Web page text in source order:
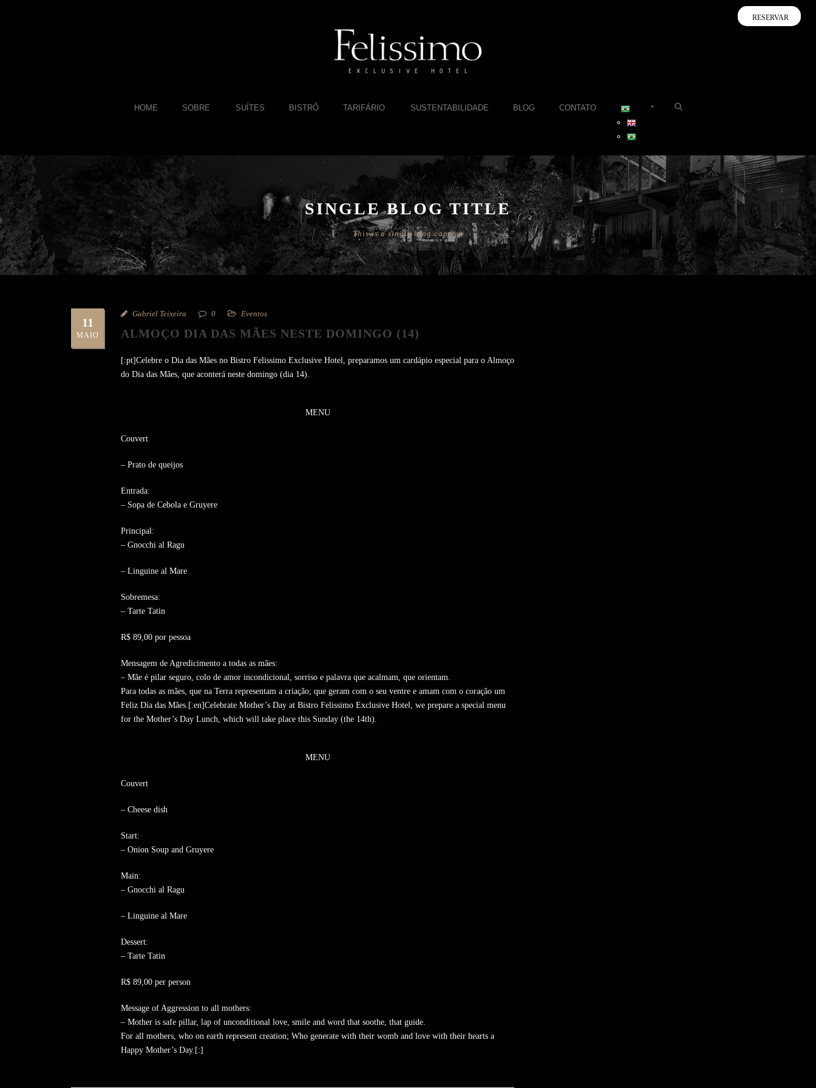
HOME SOBRE SUÍTES BISTRÔ TARIFÁRIO SUSTENTABILIDADE BLOG CONTATO •
SINGLE BLOG TITLE
This is a single blog caption
11
MAIO
Gabriel Teixeira 0 Eventos
ALMOÇO DIA DAS MÃES NESTE DOMINGO (14)
[:pt]Celebre o Dia das Mães no Bistro Felissimo Exclusive Hotel, preparamos um cardápio especial para o Almoço
do Dia das Mães, que aconterá neste domingo (dia 14).
MENU
Couvert
– Prato de queijos
Entrada:
– Sopa de Cebola e Gruyere
Principal:
– Gnocchi al Ragu
– Linguine al Mare
Sobremesa:
– Tarte Tatin
R$ 89,00 por pessoa
Mensagem de Agredicimento a todas as mães:
– Mãe é pilar seguro, colo de amor incondicional, sorriso e palavra que acalmam, que orientam.
Para todas as mães, que na Terra representam a criação; que geram com o seu ventre e amam com o coração um
Feliz Dia das Mães.[:en]Celebrate Mother’s Day at Bistro Felissimo Exclusive Hotel, we prepare a special menu
for the Mother’s Day Lunch, which will take place this Sunday (the 14th).
MENU
Couvert
– Cheese dish
Start:
– Onion Soup and Gruyere
Main:
– Gnocchi al Ragu
– Linguine al Mare
Dessert:
– Tarte Tatin
R$ 89,00 per person
Message of Aggression to all mothers:
– Mother is safe pillar, lap of unconditional love, smile and word that soothe, that guide.
For all mothers, who on earth represent creation; Who generate with their womb and love with their hearts a
Happy Mother’s Day.[:]
RESERVAR